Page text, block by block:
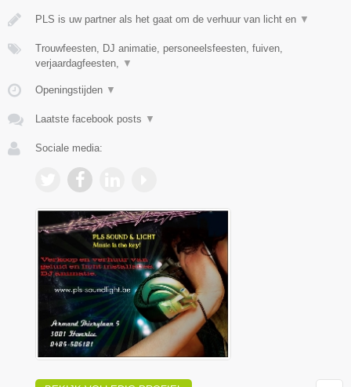
PLS is uw partner als het gaat om de verhuur van licht en ▼
Trouwfeesten, DJ animatie, personeelsfeesten, fuiven,
verjaardagfeesten,
▼
Openingstijden ▼
Laatste facebook posts ▼
Sociale media: